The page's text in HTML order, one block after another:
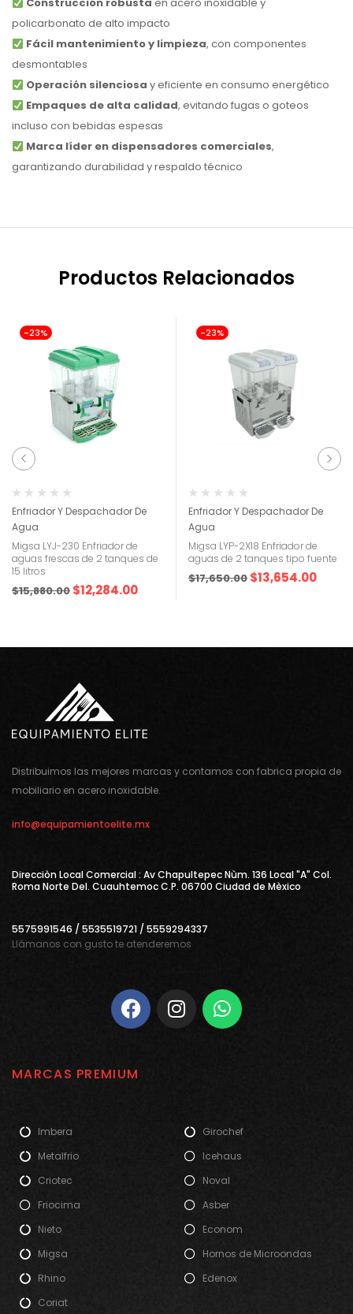
policarbonato de alto impacto
Fácil mantenimiento y limpieza, con componentes
desmontables
Operación silenciosa y eficiente en consumo energético
Empaques de alta calidad, evitando fugas o goteos
incluso con bebidas espesas
Marca líder en dispensadores comerciales,
garantizando durabilidad y respaldo técnico
Productos Relacionados
-23%
Enfriador Y Despachador De
Agua
Migsa LYJ-230 Enfriador de
aguas frescas de 2 tanques de
15 litros
$15,880.00 $12,284.00
-23%
Enfriador Y Despachador De
Agua
Migsa LYP-2X18 Enfriador de
aguas de 2 tanques tipo fuente
$17,650.00 $13,654.00
Distribuimos las mejores marcas y contamos con fabrica propia de
mobiliario en acero inoxidable.
info@equipamientoelite.mx
Direcciòn Local Comercial : Av Chapultepec Nùm. 136 Local "A" Col.
Roma Norte Del. Cuauhtemoc C.P. 06700 Ciudad de Mèxico
5575991546 / 5535519721 / 5559294337
Llámanos con gusto te atenderemos
MARCAS PREMIUM
Imbera
Metalfrio
Criotec
Friocima
Nieto
Migsa
Rhino
Coriat
Girochef
Icehaus
Noval
Asber
Econom
Hornos de Microondas
Edenox